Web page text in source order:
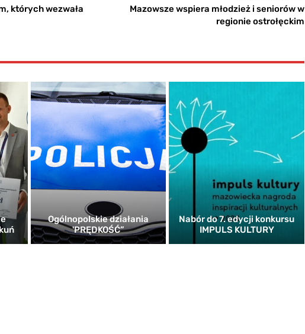
których wezwała
Mazowsze wspiera młodzież i seniorów w
regionie ostrołęckim
Ogólnopolskie działania
'PRĘDKOŚĆ”
Nabór do 7. edycji konkursu
IMPULS KULTURY